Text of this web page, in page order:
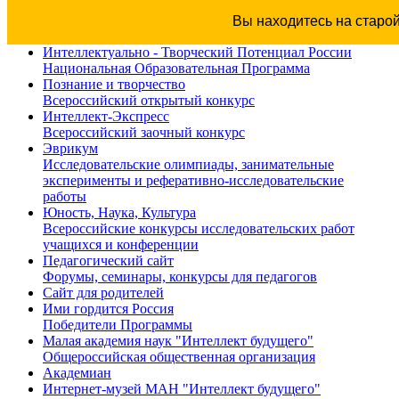
Вы находитесь на
Интеллектуально - Творческий Потенциал России
Национальная Образовательная Программа
Познание и творчество
Всероссийский открытый конкурс
Интеллект-Экспресс
Всероссийский заочный конкурс
Эврикум
Исследовательские олимпиады, занимательные
эксперименты и реферативно-исследовательские
работы
Юность, Наука, Культура
Всероссийские конкурсы исследовательских работ
учащихся и конференции
Педагогический сайт
Форумы, семинары, конкурсы для педагогов
Сайт для родителей
Ими гордится Россия
Победители Программы
Малая академия наук "Интеллект будущего"
Общероссийская общественная организация
Академиан
Интернет-музей МАН "Интеллект будущего"